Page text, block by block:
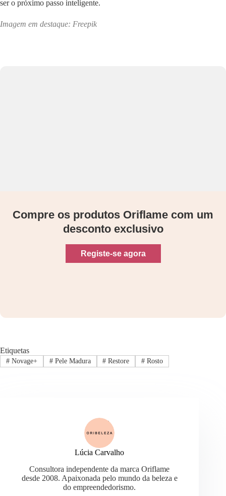
ser o próximo passo inteligente.
Imagem em destaque: Freepik
Compre os produtos Oriflame com um
desconto exclusivo
Registe-se agora
Etiquetas
#Novage+ #Pele Madura # Restore # Rosto
Lúcia Carvalho
Consultora independente da marca Oriflame
desde 2008. Apaixonada pelo mundo da beleza e
do empreendedorismo.